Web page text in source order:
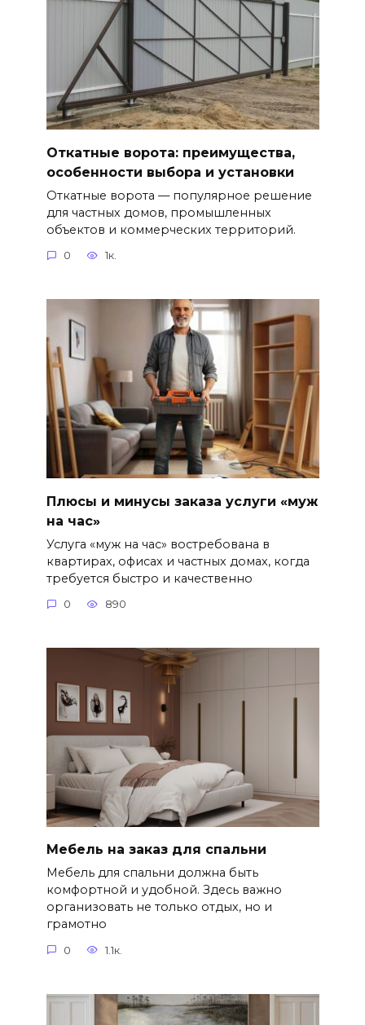
Откатные ворота: преимущества,
особенности выбора и установки
Откатные ворота — популярное решение
для частных домов, промышленных
объектов и коммерческих территорий.
0 1к.
Плюсы и минусы заказа услуги «муж
на час»
Услуга «муж на час» востребована в
квартирах, офисах и частных домах, когда
требуется быстро и качественно
0 890
Мебель на заказ для спальни
Мебель для спальни должна быть
комфортной и удобной. Здесь важно
организовать не только отдых, но и
грамотно
0 1.1к.